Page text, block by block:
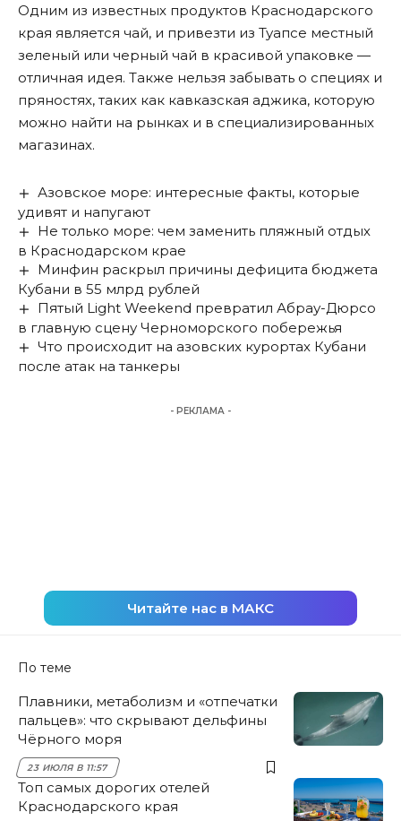
Одним из известных продуктов Краснодарского
края является чай, и привезти из Туапсе местный
зеленый или черный чай в красивой упаковке —
отличная идея. Также нельзя забывать о специях и
пряностях, таких как кавказская аджика, которую
можно найти на рынках и в специализированных
магазинах.
Азовское море: интересные факты, которые
удивят и напугают
Не только море: чем заменить пляжный отдых
в Краснодарском крае
Минфин раскрыл причины дефицита бюджета
Кубани в 55 млрд рублей
Пятый Light Weekend превратил Абрау-Дюрсо
в главную сцену Черноморского побережья
Что происходит на азовских курортах Кубани
после атак на танкеры
- РЕКЛАМА -
Читайте нас в МАКС
По теме
Плавники, метаболизм и «отпечатки
пальцев»: что скрывают дельфины
Чёрного моря
23 ИЮЛЯ В 11:57
Топ самых дорогих отелей
Краснодарского края